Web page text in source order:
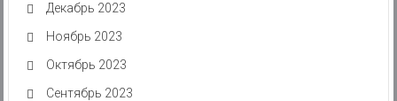
Декабрь 2023
Ноябрь 2023
Октябрь 2023
Сентябрь 2023